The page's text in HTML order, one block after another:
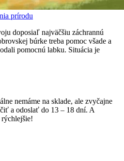
prírodu
doposiaľ najväčšiu záchrannú
búrke treba pomoc všade a
pomocnú labku. Situácia je
nemáme na sklade, ale zvyčajne
a odoslať do 13 – 18 dní. A
rýchlejšie!